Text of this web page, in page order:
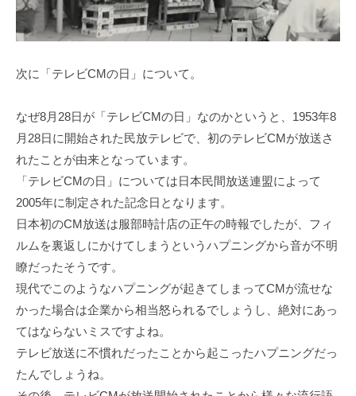
次に「テレビCMの日」について。
なぜ8月28日が「テレビCMの日」なのかというと、1953年8
月28日に開始された民放テレビで、初のテレビCMが放送さ
れたことが由来となっています。
「テレビCMの日」については日本民間放送連盟によって
2005年に制定された記念日となります。
日本初のCM放送は服部時計店の正午の時報でしたが、フィ
ルムを裏返しにかけてしまうというハプニングから音が不明
瞭だったそうです。
現代でこのようなハプニングが起きてしまってCMが流せな
かった場合は企業から相当怒られるでしょうし、絶対にあっ
てはならないミスですよね。
テレビ放送に不慣れだったことから起こったハプニングだっ
たんでしょうね。